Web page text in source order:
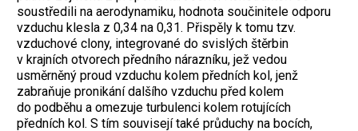
soustředili na aerodynamiku, hodnota součinitele odporu
vzduchu klesla z 0,34 na 0,31. Přispěly k tomu tzv.
vzduchové clony, integrované do svislých štěrbin
v krajních otvorech předního nárazníku, jež vedou
usměrněný proud vzduchu kolem předních kol, jenž
zabraňuje pronikání dalšího vzduchu před kolem
do podběhu a omezuje turbulenci kolem rotujících
předních kol. S tím souvisejí také průduchy na bocích,